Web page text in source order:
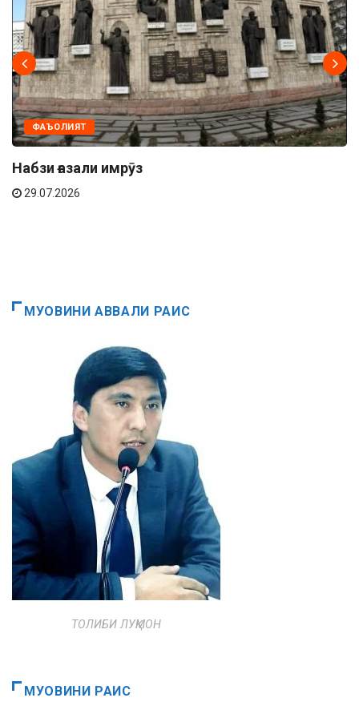
ФАЪОЛИЯТ
Набзи ғазали имрӯз
29.07.2026
МУОВИНИ АВВАЛИ РАИС
ТОЛИБИ ЛУҚМОН
МУОВИНИ РАИС